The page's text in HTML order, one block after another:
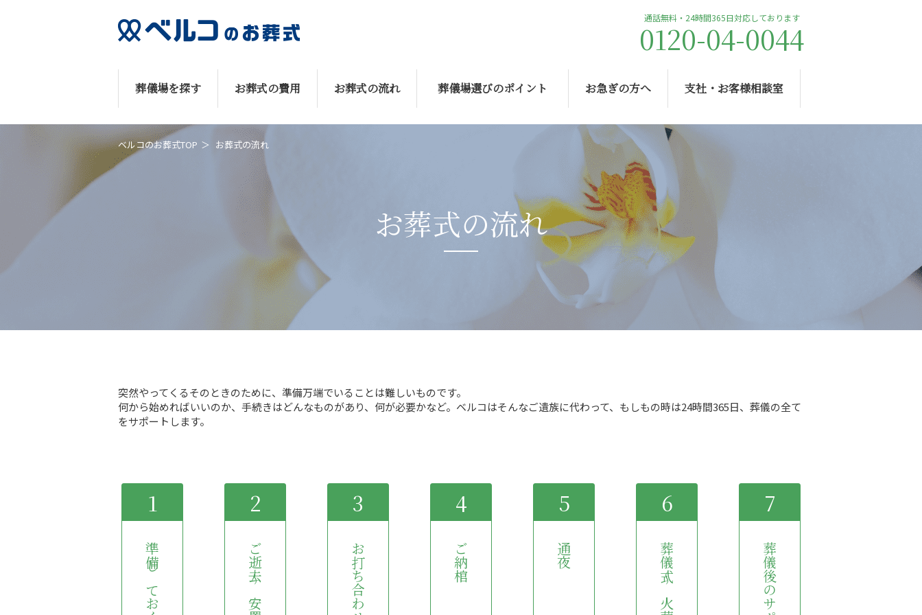
通話無料・24時間365日対応しております
0120-04-0044
葬儀場を探す お葬式の費用 お葬式の流れ 葬儀場選びのポイント お急ぎの方へ 支社・お客様相談室
ベルコのお葬式TOP お葬式の流れ
お葬式の流れ
突然やってくるそのときのために、準備万端でいることは難しいものです。
何から始めればいいのか、手続きはどんなものがあり、何が必要かなど。ベルコはそんなご遺族に代わって、もしもの時は24時間365日、葬儀の全て
をサポートします。
1 2
ご逝去～安置
3
お打ち合わせ
4
ご納棺
5
通夜
6
葬儀式～火葬
7